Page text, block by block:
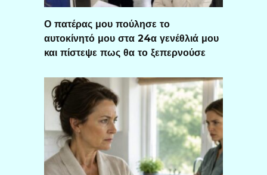
Ο πατέρας μου πούλησε το
αυτοκίνητό μου στα 24α γενέθλιά μου
και πίστεψε πως θα το ξεπερνούσε